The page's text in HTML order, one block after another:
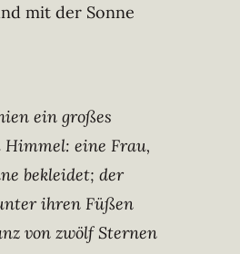
mit der Sonne
ein großes
Himmel: eine Frau,
bekleidet; der
ihren Füßen
von zwölf Sternen